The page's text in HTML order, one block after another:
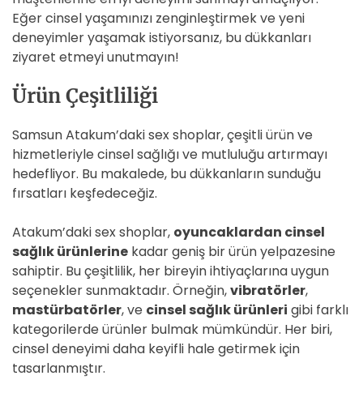
Eğer cinsel yaşamınızı zenginleştirmek ve yeni
deneyimler yaşamak istiyorsanız, bu dükkanları
ziyaret etmeyi unutmayın!
Ürün Çeşitliliği
Samsun Atakum’daki sex shoplar, çeşitli ürün ve
hizmetleriyle cinsel sağlığı ve mutluluğu artırmayı
hedefliyor. Bu makalede, bu dükkanların sunduğu
fırsatları keşfedeceğiz.
Atakum’daki sex shoplar, oyuncaklardan cinsel
sağlık ürünlerine kadar geniş bir ürün yelpazesine
sahiptir. Bu çeşitlilik, her bireyin ihtiyaçlarına uygun
seçenekler sunmaktadır. Örneğin,vibratörler,
mastürbatörler, ve cinsel sağlık ürünleri gibi farklı
kategorilerde ürünler bulmak mümkündür. Her biri,
cinsel deneyimi daha keyifli hale getirmek için
tasarlanmıştır.